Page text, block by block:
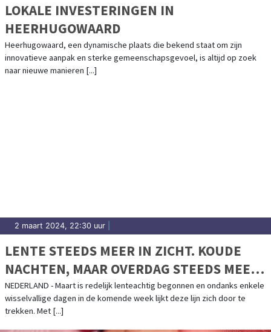
LOKALE INVESTERINGEN IN
HEERHUGOWAARD
Heerhugowaard, een dynamische plaats die bekend staat om zijn
innovatieve aanpak en sterke gemeenschapsgevoel, is altijd op zoek
naar nieuwe manieren [...]
2 maart 2024, 22:30 uur
LENTE STEEDS MEER IN ZICHT. KOUDE
NACHTEN, MAAR OVERDAG STEEDS MEER
ZON
NEDERLAND - Maart is redelijk lenteachtig begonnen en ondanks enkele
wisselvallige dagen in de komende week lijkt deze lijn zich door te
trekken. Met [...]